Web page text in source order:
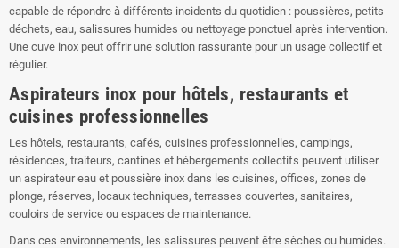
capable de répondre à différents incidents du quotidien : poussières, petits
déchets, eau, salissures humides ou nettoyage ponctuel après intervention.
Une cuve inox peut offrir une solution rassurante pour un usage collectif et
régulier.
Aspirateurs inox pour hôtels, restaurants et
cuisines professionnelles
Les hôtels, restaurants, cafés, cuisines professionnelles, campings,
résidences, traiteurs, cantines et hébergements collectifs peuvent utiliser
un aspirateur eau et poussière inox dans les cuisines, offices, zones de
plonge, réserves, locaux techniques, terrasses couvertes, sanitaires,
couloirs de service ou espaces de maintenance.
Dans ces environnements, les salissures peuvent être sèches ou humides.